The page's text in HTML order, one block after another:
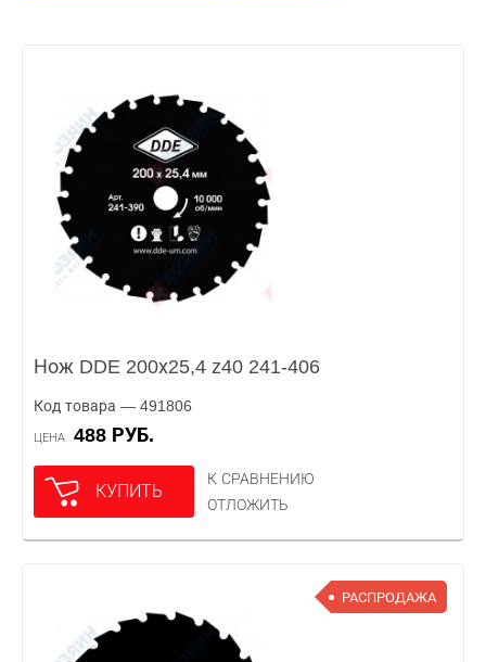
Нож DDE 200х25,4 z40 241-406
Код товара — 491806
ЦЕНА 488 РУБ.
КУПИТЬ
К СРАВНЕНИЮ
ОТЛОЖИТЬ
РАСПРОДАЖА